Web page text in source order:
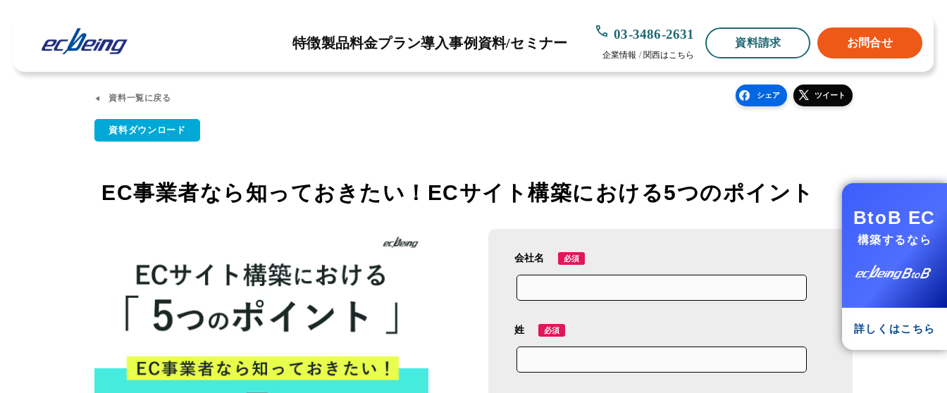
特徴製品料金プラン導入事例資料/セミナー
03-3486-2631
企業情報 / 関西はこちら
資料請求 お問合せ
BtoB EC
構築するなら
詳しくはこちら
シェア ツイート
資料一覧に戻る
資料ダウンロード
EC事業者なら知っておきたい！ ECサイト構築における5つのポイント
会社名 必須
姓 必須